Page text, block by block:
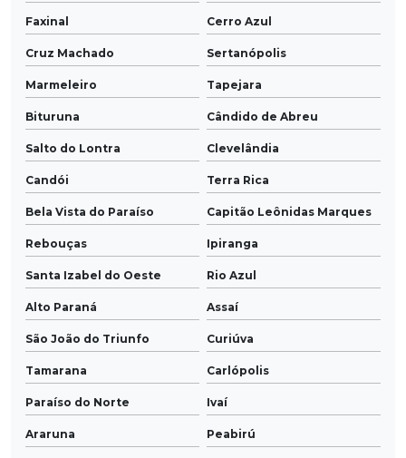
Faxinal Cerro Azul
Cruz Machado Sertanópolis
Marmeleiro Tapejara
Bituruna Cândido de Abreu
Salto do Lontra Clevelândia
Candói Terra Rica
Bela Vista do Paraíso Capitão Leônidas Marques
Rebouças Ipiranga
Santa Izabel do Oeste Rio Azul
Alto Paraná Assaí
São João do Triunfo Curiúva
Tamarana Carlópolis
Paraíso do Norte Ivaí
Araruna Peabirú